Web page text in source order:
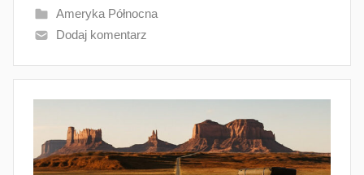
Ameryka Północna
Dodaj komentarz